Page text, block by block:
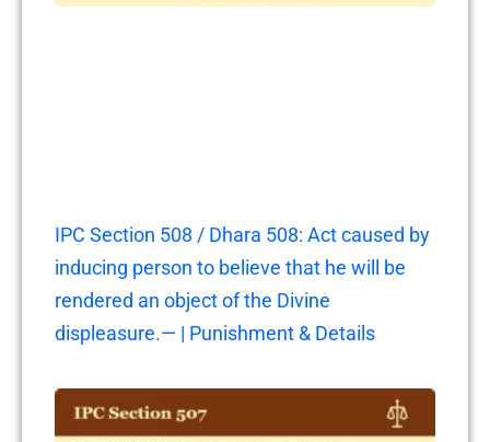
IPC Section 508 / Dhara 508: Act caused by
inducing person to believe that he will be
rendered an object of the Divine
displeasure.— | Punishment & Details